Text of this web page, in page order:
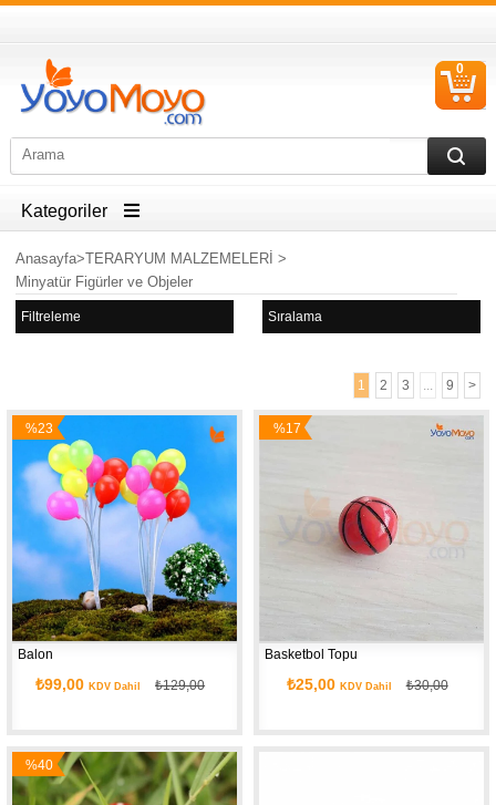
0
Kategoriler
Anasayfa>TERARYUM MALZEMELERİ >
Minyatür Figürler ve Objeler
Filtreleme Sıralama
1 2 3 ... 9 >
Balon
₺99,00KDV Dahil ₺129,00
%23
İndirim
Basketbol Topu
₺25,00 KDV Dahil ₺30,00
%17
%40
İndirim